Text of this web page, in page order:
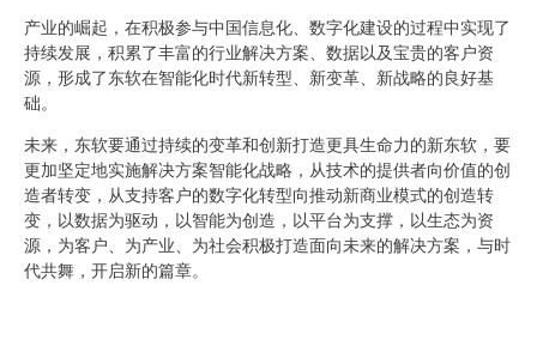
产业的崛起，在积极参与中国信息化、数字化建设的过程中实现了
持续发展，积累了丰富的行业解决方案、数据以及宝贵的客户资
源，形成了东软在智能化时代新转型、新变革、新战略的良好基
础。
未来，东软要通过持续的变革和创新打造更具生命力的新东软，要
更加坚定地实施解决方案智能化战略，从技术的提供者向价值的创
造者转变，从支持客户的数字化转型向推动新商业模式的创造转
变，以数据为驱动，以智能为创造，以平台为支撑，以生态为资
源，为客户、为产业、为社会积极打造面向未来的解决方案，与时
代共舞，开启新的篇章。